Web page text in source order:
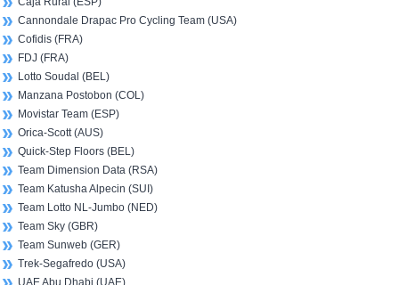
Cannondale Drapac Pro Cycling Team (USA)
Cofidis (FRA)
FDJ (FRA)
Lotto Soudal (BEL)
Manzana Postobon (COL)
Movistar Team (ESP)
Orica-Scott (AUS)
Quick-Step Floors (BEL)
Team Dimension Data (RSA)
Team Katusha Alpecin (SUI)
Team Lotto NL-Jumbo (NED)
Team Sky (GBR)
Team Sunweb (GER)
Trek-Segafredo (USA)